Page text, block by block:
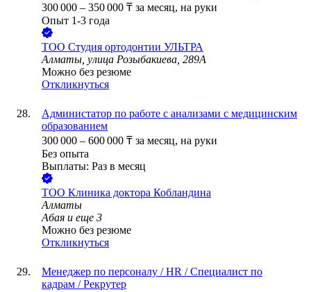
300 000 – 350 000 ₸ за месяц, на руки
Опыт 1-3 года
ТОО Студия ортодонтии УЛЬТРА
Алматы, улица Розыбакиева, 289А
Можно без резюме
Откликнуться
Администатор по работе с анализами с медицинским
образованием
300 000 – 600 000 ₸ за месяц, на руки
Без опыта
Выплаты: Раз в месяц
ТОО Клиника доктора Кобландина
Алматы
Абая и еще 3
Можно без резюме
Откликнуться
Менеджер по персоналу / HR / Специалист по
кадрам / Рекрутер